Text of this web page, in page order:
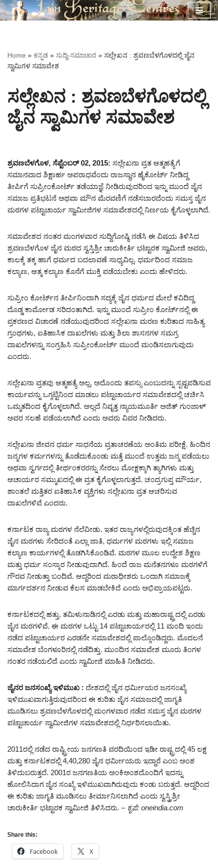
Home » ಕನ್ನಡ » ಸುದ್ದಿ-ಸಮಾಚಾರ » ಸಲ್ಲೇಖನ : ಶ್ರವಣಬೆಳಗೊಳದಲ್ಲಿ ಜೈನ
ಸ್ವಾಮಿಗಳ ಸಮಾವೇಶ
ಸಲ್ಲೇಖನ : ಶ್ರವಣಬೆಳಗೊಳದಲ್ಲಿ
ಜೈನ ಸ್ವಾಮಿಗಳ ಸಮಾವೇಶ
ಶ್ರವಣಬೆಳಗೊಳ, ಸೆಪ್ಟೆಂಬರ್ 02, 2015: ಸಲ್ಲೇಖನಾ ವ್ರತ ಆತ್ಮಹತ್ಯೆಗೆ
ಸಮಾನವಾದ ಶಿಕ್ಷಾರ್ಹ ಅಪರಾಧವೆಂದು ರಾಜಸ್ಥಾನ ಹೈಕೋರ್ಟ್ ನೀಡಿದ್ದ
ತೀರ್ಪಿಗೆ ಸುಪ್ರೀಂಕೋರ್ಟ್ ತಡೆಯಾಜ್ಞೆ ನೀಡಿರುವುದರಿಂದ ಇನ್ನು ಮುಂದೆ ಜೈನ
ಸಮಾಜ ಪ್ರತಿಭಟನೆ ಅಥವಾ ಮೌನ ಮೆರವಣಿಗೆ ನಡೆಸಬಾರದೆಂದು ಸಮಸ್ತ ಜೈನ
ಮಠಗಳ ಪಟ್ಟಾಚಾರ್ಯ ಸ್ವಾಮೀಜಿಗಳ ಸಮಾವೇಶದಲ್ಲಿ ನಿರ್ಣಯ ಕೈಗೊಳ್ಳಲಾಗಿದೆ.
ಸಮಾವೇಶದ ನಂತರ ಮಂಗಳವಾರ ಸುದ್ದಿಗೋಷ್ಠಿ ನಡೆಸಿ ಈ ವಿಷಯ ತಿಳಿಸಿದ
ಶ್ರವಣಬೆಳಗೊಳ ಜೈನ ಮಠದ ಸ್ವಸ್ತಿಶ್ರೀ ಚಾರುಕೀರ್ತಿ ಭಟ್ಟಾರಕ ಸ್ವಾಮೀಜಿ ಅವರು,
ಕಾಲಕ್ಕೆ ತಕ್ಕ ಹಾಗೆ ಧರ್ಮದ ಬದಲಾವಣೆ ಸಾಧ್ಯವಿಲ್ಲ. ಧರ್ಮದಿಂದ ಸಮಾಜ
ಕಲ್ಯಾಣ, ಆತ್ಮ ಕಲ್ಯಾಣ ಕೊನೆಗೆ ಮುಕ್ತಿ ಪಡೆಯಬೇಕು ಎಂದು ಹೇಳಿದರು.
ಸುಪ್ರೀಂ ಕೋರ್ಟ್‌ನ ತೀರ್ಪಿನಿಂದಾಗಿ ಸದ್ಯಕ್ಕೆ ಜೈನ ಧರ್ಮದ ಮೇಲೆ ಕವಿದಿದ್ದ
ದೊಡ್ಡ ಕಾರ್ಮೋಡ ಸರಿದಂತಾಗಿದೆ. ಇನ್ನು ಮುಂದೆ ಸುಪ್ರೀಂ ಕೋರ್ಟ್‌ನಲ್ಲಿ ಈ
ಪ್ರಕರಣದ ವಿಚಾರಣೆ ನಡೆಯುವುದರಿಂದ ಸಲ್ಲೇಖನಾ ಮರಣ ಕುರಿತಾದ ಸಾಹಿತ್ಯ
ಗ್ರಂಥಗಳು, ಐತಿಹಾಸಿಕ ದಾಖಲೆಗಳು ಮತ್ತು ಶಿಲಾ ಶಾಸನಗಳ ಸಮಗ್ರ
ದಾಖಲೆಗಳನ್ನು ಸಂಗ್ರಹಿಸಿ ಸುಪ್ರೀಂಕೋರ್ಟ್ ಮುಂದೆ ಮಂಡಿಸಲಾಗುವುದು
ಎಂದರು.
ಸಲ್ಲೇಖನಾ ವ್ರತವು ಆತ್ಮಹತ್ಯೆ ಅಲ್ಲ, ಅದೊಂದು ತಪಸ್ಸು ಎಂಬುದನ್ನು ಸ್ಪಷ್ಟಪಡಿಸುವ
ಕಾರ್ಯವನ್ನು ಒಗ್ಗಟ್ಟಿನಿಂದ ಮಾಡಲು ಪಟ್ಟಾಚಾರ್ಯರ ಸಮಾವೇಶದಲ್ಲಿ ಚರ್ಚಿಸಿ
ಒಮ್ಮತದಿಂದ ಕೈಗೊಳ್ಳಲಾಗಿದೆ. ಅಲ್ಲದೆ ನಿವೃತ್ತ ನ್ಯಾಯಮೂರ್ತಿ ಅಜಿತ್ ಗುಂಜಾಳ್
ಅವರ ಸಲಹೆ ಪಡೆಯಲಾಗಿದೆ ಎಂದು ಅವರು ವಿವರ ನೀಡಿದರು.
ಸಲ್ಲೇಖನಾ ಜೀವನ ಧರ್ಮ ಸಾಧನೆಯ ವ್ರತಾಚರಣೆಯ ಅಂತಿಮ ಪರೀಕ್ಷೆ. ಹಿಂದಿನ
ಜನ್ಮಗಳ ಕರ್ಮಗಳನ್ನು ತೊಡೆದುಕೊಂಡು ಮತ್ತೆ ಮುಂದೆ ಉತ್ತಮ ಜನ್ಮ ಪಡೆಯಲು
ಅಥವಾ ಸ್ವರ್ಗದಲ್ಲಿ ತೀರ್ಥಂಕರರನ್ನು ಸೇರಲು ಮೋಕ್ಷಕ್ಕಾಗಿ ತ್ಯಾಗಿಗಳು ಮತ್ತು
ಆಚಾರ್ಯರ ಸಮ್ಮುಖದಲ್ಲಿ ಈ ವ್ರತ ಕೈಗೊಳ್ಳಲಾಗುತ್ತದೆ. ಚಂದ್ರಗುಪ್ತ ಮೌರ್ಯ,
ಶಾಂತಲೆ ಮತ್ತಿತರ ಐತಿಹಾಸಿಕ ವ್ಯಕ್ತಿಗಳು ಸಲ್ಲೇಖನಾ ವ್ರತ ಆಚರಿಸುವ
ದಾಖಲೆಗಳಿವೆ ಎಂದರು.
ಕರ್ನಾಟಕ ರಾಜ್ಯ ಮಠಗಳ ನೆಲೆವೀಡು. ಇತರ ರಾಜ್ಯಗಳಲ್ಲಿರುವುದಕ್ಕಿಂತ ಹೆಚ್ಚಿನ
ಜೈನ ಮಠಗಳು ಸೇರಿದಂತೆ ಎಲ್ಲಾ ಜಾತಿ, ಧರ್ಮಗಳ ಮಠಗಳು ಇಲ್ಲಿ ಸಮಾಜ
ಕಲ್ಯಾಣ ಕಾರ್ಯಗಳಲ್ಲಿ ತೊಡಗಿಸಿಕೊಂಡಿವೆ. ಮಠಗಳ ಮೂಲ ಉದ್ದೇಶ ಶಿಕ್ಷಣ
ಮತ್ತು ಧರ್ಮ ಸಂಸ್ಕಾರ ನೀಡುವುದಾಗಿದೆ. ಹಿಂದೆ ರಾಜ ಮನೆತನಗಳೂ ಮಠಗಳಿಗೆ
ಗೌರವ ನೀಡುತ್ತಾ ಬಂದಿವೆ. ಆದ್ದರಿಂದ ಮಠಾಧೀಶರು ಒಂದಾಗಿ ಸಮಾಜಕ್ಕೆ
ಮಾರ್ಗದರ್ಶನ ನೀಡುವ ಕೆಲಸ ಮಾಡಬೇಕಿದೆ ಎಂದು ಅಭಿಪ್ರಾಯಪಟ್ಟರು.
ಕರ್ನಾಟಕದಲ್ಲಿ ಹತ್ತು, ತಮಿಳುನಾಡಿನಲ್ಲಿ ಎರಡು ಮತ್ತು ಮಹಾರಾಷ್ಟ್ರದಲ್ಲಿ ಎರಡು
ಜೈನ ಮಠಗಳಿವೆ. ಈ ಮಠಗಳ ಒಟ್ಟು 14 ಪಟ್ಟಾಚಾರ್ಯರಲ್ಲಿ 11 ಮಂದಿ ಇಂದು
ನಡೆದ ಪಟ್ಟಾಚಾರ್ಯರ ಎರಡನೇ ಸಮಾವೇಶದಲ್ಲಿ ಪಾಲ್ಗೊಂಡಿದ್ದರು. ಮೊದಲನೆ
ಸಮಾವೇಶ ಬೆಂಗಳೂರಿನಲ್ಲಿ ನಡೆದಿತ್ತು. ಮುಂದಿನ ಸಮಾವೇಶ ಮೂರು ತಿಂಗಳ
ನಂತರ ನಡೆಯಲಿದೆ ಎಂದು ಸ್ವಾಮೀಜಿ ಮಾಹಿತಿ ನೀಡಿದರು.
ಜೈನರ ಜನಸಂಖ್ಯೆ ಇಳಿಮುಖ : ದೇಶದಲ್ಲಿ ಜೈನ ಧರ್ಮೀಯರ ಜನಸಂಖ್ಯೆ
ಇಳಿಮುಖವಾಗುತ್ತಿರುವುದರಿಂದ ಈ ಕುರಿತು ಜೈನ ಸಮಾಜದಲ್ಲಿ ಜಾಗೃತಿ
ಮೂಡಿಸಲು ಶ್ರವಣಬೆಳಗೊಳದಲ್ಲಿ ಮಂಗಳವಾರ ನಡೆದ ಸಮಸ್ತ ಜೈನ ಮಠಗಳ
ಪಟ್ಟಾಚಾರ್ಯ ಸ್ವಾಮೀಜಿಗಳ ಸಮಾವೇಶದಲ್ಲಿ ನಿರ್ಧರಿಸಲಾಯಿತು.
2011ರಲ್ಲಿ ನಡೆದ ರಾಷ್ಟ್ರೀಯ ಜನಗಣತಿ ವರದಿಯಿಂದ ಇಡೀ ರಾಷ್ಟ್ರದಲ್ಲಿ 45 ಲಕ್ಷ
ಮತ್ತು ಕರ್ನಾಟಕದಲ್ಲಿ 4,40,280 ಜೈನ ಧರ್ಮೀಯರು ಇದ್ದಾರೆ ಎಂಬ ಅಂಶ
ತಿಳಿದುಬರುತ್ತದೆ. 2001ರ ಜನಗಣತಿಯ ಅಂಕಿಅಂಶದೊಂದಿಗೆ ಇದನ್ನು
ಹೋಲಿಸಿದಾಗ ಜೈನ ಸಂಖ್ಯೆ ಇಳಿಮುಖವಾಗಿರುವುದು ಕಂಡು ಬರುತ್ತದೆ. ಆದ್ದರಿಂದ
ಈ ಕುರಿತು ಜಾಗೃತಿ ಮೂಡಿಸಲು ತೀರ್ಮಾನಿಸಲಾಗಿದೆ ಎಂದು ಸ್ವಸ್ತ್ರಿಶ್ರೀ
ಚಾರುಕೀರ್ತಿ ಭಟ್ಟಾರಕ ಸ್ವಾಮೀಜಿ ತಿಳಿಸಿದರು. – ಕೃಪೆ: oneindia.com
Share this:
Facebook X